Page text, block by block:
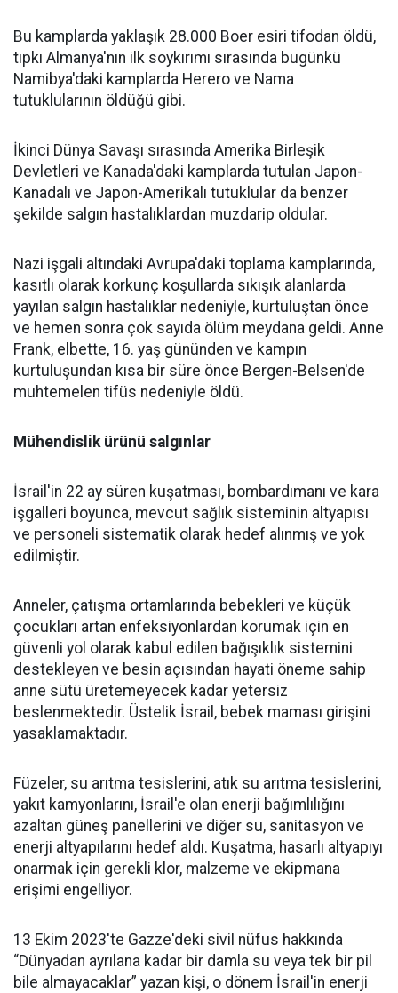
Bu kamplarda yaklaşık 28.000 Boer esiri tifodan öldü,
tıpkı Almanya'nın ilk soykırımı sırasında bugünkü
Namibya'daki kamplarda Herero ve Nama
tutuklularının öldüğü gibi.
İkinci Dünya Savaşı sırasında Amerika Birleşik
Devletleri ve Kanada'daki kamplarda tutulan Japon-
Kanadalı ve Japon-Amerikalı tutuklular da benzer
şekilde salgın hastalıklardan muzdarip oldular.
Nazi işgali altındaki Avrupa'daki toplama kamplarında,
kasıtlı olarak korkunç koşullarda sıkışık alanlarda
yayılan salgın hastalıklar nedeniyle, kurtuluştan önce
ve hemen sonra çok sayıda ölüm meydana geldi. Anne
Frank, elbette, 16. yaş gününden ve kampın
kurtuluşundan kısa bir süre önce Bergen-Belsen'de
muhtemelen tifüs nedeniyle öldü.
Mühendislik ürünü salgınlar
İsrail'in 22 ay süren kuşatması, bombardımanı ve kara
işgalleri boyunca, mevcut sağlık sisteminin altyapısı
ve personeli sistematik olarak hedef alınmış ve yok
edilmiştir.
Anneler, çatışma ortamlarında bebekleri ve küçük
çocukları artan enfeksiyonlardan korumak için en
güvenli yol olarak kabul edilen bağışıklık sistemini
destekleyen ve besin açısından hayati öneme sahip
anne sütü üretemeyecek kadar yetersiz
beslenmektedir. Üstelik İsrail, bebek maması girişini
yasaklamaktadır.
Füzeler, su arıtma tesislerini, atık su arıtma tesislerini,
yakıt kamyonlarını, İsrail'e olan enerji bağımlılığını
azaltan güneş panellerini ve diğer su, sanitasyon ve
enerji altyapılarını hedef aldı. Kuşatma, hasarlı altyapıyı
onarmak için gerekli klor, malzeme ve ekipmana
erişimi engelliyor.
13 Ekim 2023'te Gazze'deki sivil nüfus hakkında
“Dünyadan ayrılana kadar bir damla su veya tek bir pil
bile almayacaklar” yazan kişi, o dönem İsrail'in enerji